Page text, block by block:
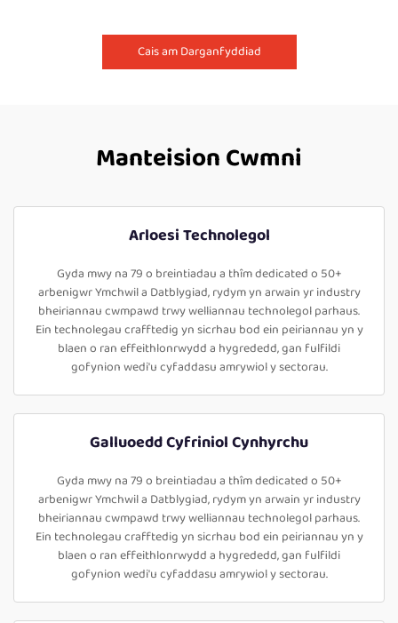
Cais am Darganfyddiad
Manteision Cwmni
Arloesi Technolegol
Gyda mwy na 79 o breintiadau a thîm dedicated o 50+
arbenigwr Ymchwil a Datblygiad, rydym yn arwain yr industry
bheiriannau cwmpawd trwy welliannau technolegol parhaus.
Ein technolegau crafftedig yn sicrhau bod ein peiriannau yn y
blaen o ran effeithlonrwydd a hygrededd, gan fulfildi
gofynion wedi'u cyfaddasu amrywiol y sectorau.
Galluoedd Cyfriniol Cynhyrchu
Gyda mwy na 79 o breintiadau a thîm dedicated o 50+
arbenigwr Ymchwil a Datblygiad, rydym yn arwain yr industry
bheiriannau cwmpawd trwy welliannau technolegol parhaus.
Ein technolegau crafftedig yn sicrhau bod ein peiriannau yn y
blaen o ran effeithlonrwydd a hygrededd, gan fulfildi
gofynion wedi'u cyfaddasu amrywiol y sectorau.